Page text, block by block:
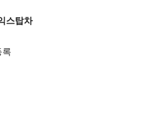
스탑차
록